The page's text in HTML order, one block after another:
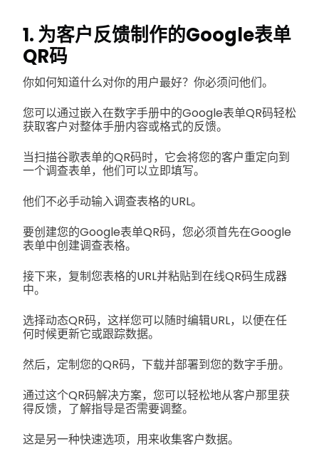
1. 为客户反馈制作的Google表单
QR码
你如何知道什么对你的用户最好？你必须问他们。
您可以通过嵌入在数字手册中的Google表单QR码轻松
获取客户对整体手册内容或格式的反馈。
当扫描谷歌表单的QR码时，它会将您的客户重定向到
一个调查表单，他们可以立即填写。
他们不必手动输入调查表格的URL。
要创建您的Google表单QR码，您必须首先在Google
表单中创建调查表格。
接下来，复制您表格的URL并粘贴到在线QR码生成器
中。
选择动态QR码，这样您可以随时编辑URL，以便在任
何时候更新它或跟踪数据。
然后，定制您的QR码，下载并部署到您的数字手册。
通过这个QR码解决方案，您可以轻松地从客户那里获
得反馈，了解指导是否需要调整。
这是另一种快速选项，用来收集客户数据。